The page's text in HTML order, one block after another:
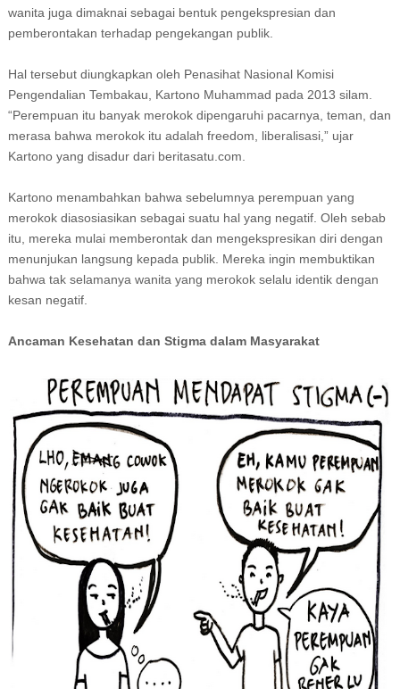
wanita juga dimaknai sebagai bentuk pengekspresian dan
pemberontakan terhadap pengekangan publik.
Hal tersebut diungkapkan oleh Penasihat Nasional Komisi
Pengendalian Tembakau, Kartono Muhammad pada 2013 silam.
“Perempuan itu banyak merokok dipengaruhi pacarnya, teman, dan
merasa bahwa merokok itu adalah freedom, liberalisasi,” ujar
Kartono yang disadur dari beritasatu.com.
Kartono menambahkan bahwa sebelumnya perempuan yang
merokok diasosiasikan sebagai suatu hal yang negatif. Oleh sebab
itu, mereka mulai memberontak dan mengekspresikan diri dengan
menunjukan langsung kepada publik. Mereka ingin membuktikan
bahwa tak selamanya wanita yang merokok selalu identik dengan
kesan negatif.
Ancaman Kesehatan dan Stigma dalam Masyarakat